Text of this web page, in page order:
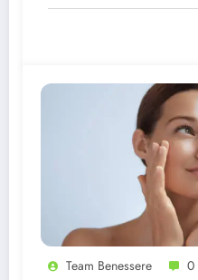
Team Benessere 0